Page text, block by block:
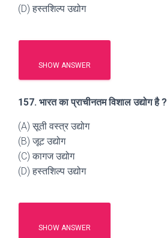
(D) हस्तशिल्प उद्योग
SHOW ANSWER
157. भारत का प्राचीनतम विशाल उद्योग है ?
(A) सूती वस्त्र उद्योग
(B) जूट उद्योग
(C) कागज उद्योग
(D) हस्तशिल्प उद्योग
SHOW ANSWER